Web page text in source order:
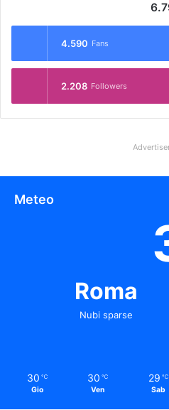
4.590 Fans
2.208 Followers
Meteo
Roma
Nubi sparse
30 ℃
Gio
30 ℃
Ven
29 ℃
Sab